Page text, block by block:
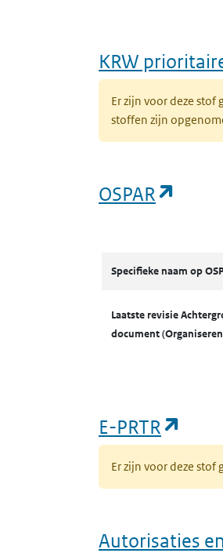
KRW
Er zijn voor deze
stoffen zijn
OSPAR
Specifieke naam op
Laatste revisie
document
E-PRTR
Er zijn voor deze stof
Autorisaties